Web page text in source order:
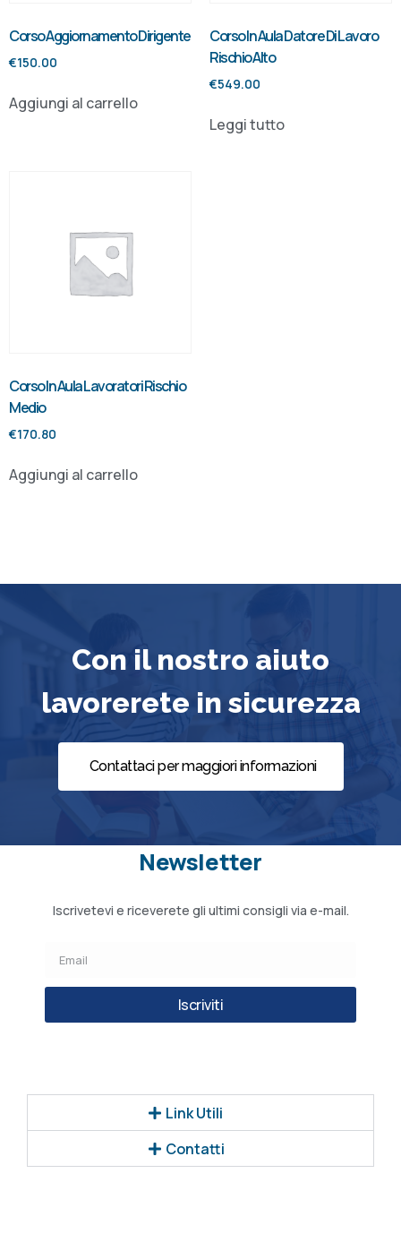
Corso Aggiornamento Dirigente
€150.00
Aggiungi al carrello
Corso In Aula Datore Di Lavoro
Rischio Alto
€549.00
Leggi tutto
Corso In Aula Lavoratori Rischio
Medio
€170.80
Aggiungi al carrello
Con il nostro aiuto
lavorerete in sicurezza
Contattaci per maggiori informazioni
Newsletter
Iscrivetevi e riceverete gli ultimi consigli via e-mail.
Iscriviti
Link Utili
Contatti